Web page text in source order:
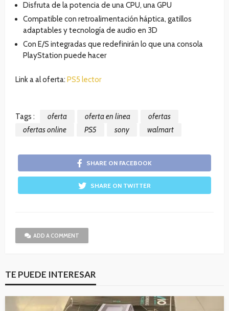
Disfruta de la potencia de una CPU, una GPU
Compatible con retroalimentación háptica, gatillos
adaptables y tecnología de audio en 3D
Con E/S integradas que redefinirán lo que una consola
PlayStation puede hacer
Link a al oferta: PS5 lector
Tags : oferta oferta en linea
ofertas
ofertas online
PS5 sony walmart
SHARE ON FACEBOOK
SHARE ON TWITTER
ADD A COMMENT
TE PUEDE INTERESAR